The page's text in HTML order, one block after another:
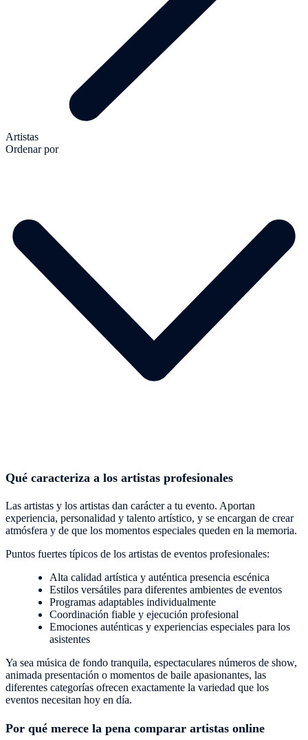
Artistas
Ordenar por
Qué caracteriza a los artistas profesionales
Las artistas y los artistas dan carácter a tu evento. Aportan
experiencia, personalidad y talento artístico, y se encargan de crear
atmósfera y de que los momentos especiales queden en la memoria.
Puntos fuertes típicos de los artistas de eventos profesionales:
Alta calidad artística y auténtica presencia escénica
Estilos versátiles para diferentes ambientes de eventos
Programas adaptables individualmente
Coordinación fiable y ejecución profesional
Emociones auténticas y experiencias especiales para los
asistentes
Ya sea música de fondo tranquila, espectaculares números de show,
animada presentación o momentos de baile apasionantes, las
diferentes categorías ofrecen exactamente la variedad que los
eventos necesitan hoy en día.
Por qué merece la pena comparar artistas online